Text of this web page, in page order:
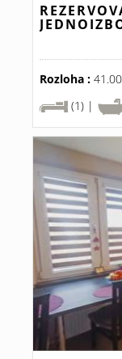
Rozloha :
(1) |